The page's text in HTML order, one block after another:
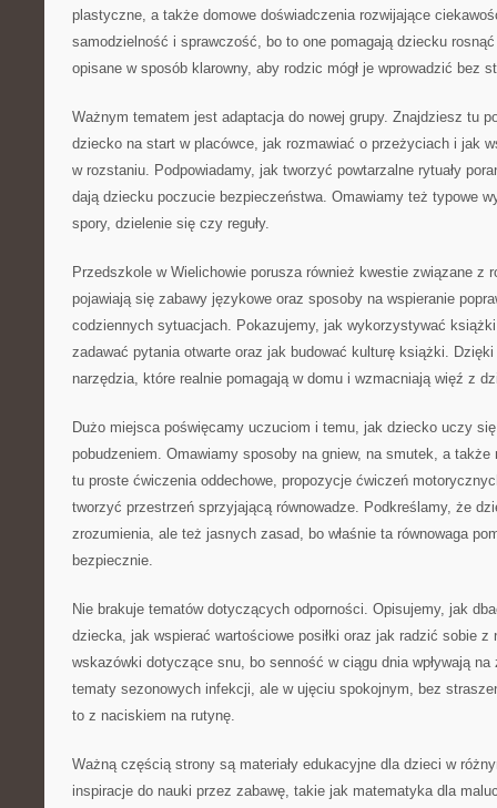
plastyczne, a także domowe doświadczenia rozwijające
samodzielność i sprawczość, bo to one pomagają dziecku
opisane w sposób klarowny, aby rodzic mógł je wprowadzić bez
Ważnym tematem jest adaptacja do nowej grupy. Znajdziesz tu
dziecko na start w placówce, jak rozmawiać o przeżyciach i jak
w rozstaniu. Podpowiadamy, jak tworzyć powtarzalne rytuały
dają dziecku poczucie bezpieczeństwa. Omawiamy też typowe
spory, dzielenie się czy reguły.
Przedszkole w Wielichowie porusza również kwestie związane z
pojawiają się zabawy językowe oraz sposoby na wspieranie
codziennych sytuacjach. Pokazujemy, jak wykorzystywać
zadawać pytania otwarte oraz jak budować kulturę książki.
narzędzia, które realnie pomagają w domu i wzmacniają więź z
Dużo miejsca poświęcamy uczuciom i temu, jak dziecko uczy
pobudzeniem. Omawiamy sposoby na gniew, na smutek, a także
tu proste ćwiczenia oddechowe, propozycje ćwiczeń
tworzyć przestrzeń sprzyjającą równowadze. Podkreślamy, że
zrozumienia, ale też jasnych zasad, bo właśnie ta równowaga
bezpiecznie.
Nie brakuje tematów dotyczących odporności. Opisujemy, jak
dziecka, jak wspierać wartościowe posiłki oraz jak radzić sobie
wskazówki dotyczące snu, bo senność w ciągu dnia wpływają
tematy sezonowych infekcji, ale w ujęciu spokojnym, bez
to z naciskiem na rutynę.
Ważną częścią strony są materiały edukacyjne dla dzieci w
inspiracje do nauki przez zabawę, takie jak matematyka dla